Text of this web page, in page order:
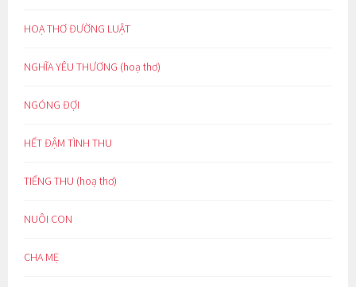
HOẠ THƠ ĐƯỜNG LUẬT
NGHĨA YÊU THƯƠNG (hoạ thơ)
NGÓNG ĐỢI
HẾT ĐẬM TÌNH THU
TIẾNG THU (hoạ thơ)
NUÔI CON
CHA MẸ